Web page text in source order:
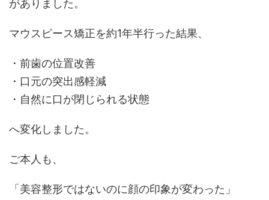
がありました。
マウスピース矯正を約1年半行った結果、
・前歯の位置改善
・口元の突出感軽減
・自然に口が閉じられる状態
へ変化しました。
ご本人も、
「美容整形ではないのに顔の印象が変わった」